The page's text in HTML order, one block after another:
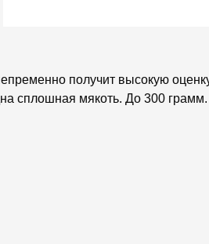
получит высокую
сплошная мякоть. До 300